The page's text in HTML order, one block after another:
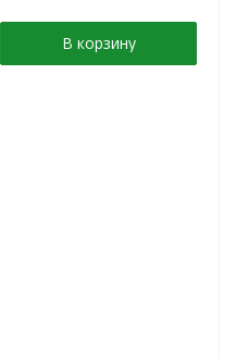
В корзину